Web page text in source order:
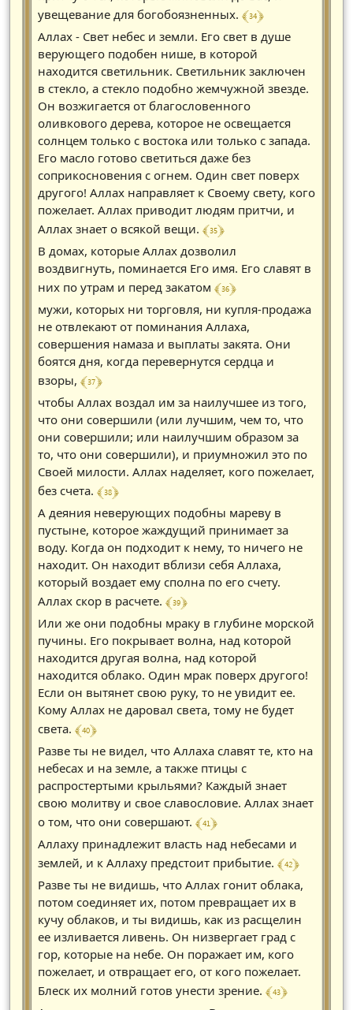
увещевание для богобоязненных. ﴾ 34 ﴿
Аллах - Свет небес и земли. Его свет в душе
верующего подобен нише, в которой
находится светильник. Светильник заключен
в стекло, а стекло подобно жемчужной звезде.
Он возжигается от благословенного
оливкового дерева, которое не освещается
солнцем только с востока или только с запада.
Его масло готово светиться даже без
соприкосновения с огнем. Один свет поверх
другого! Аллах направляет к Своему свету, кого
пожелает. Аллах приводит людям притчи, и
Аллах знает о всякой вещи. ﴾ 35 ﴿
В домах, которые Аллах дозволил
воздвигнуть, поминается Его имя. Его славят в
них по утрам и перед закатом ﴾ 36 ﴿
мужи, которых ни торговля, ни купля-продажа
не отвлекают от поминания Аллаха,
совершения намаза и выплаты закята. Они
боятся дня, когда перевернутся сердца и
взоры, ﴾ 37 ﴿
чтобы Аллах воздал им за наилучшее из того,
что они совершили (или лучшим, чем то, что
они совершили; или наилучшим образом за
то, что они совершили), и приумножил это по
Своей милости. Аллах наделяет, кого пожелает,
без счета. ﴾ 38 ﴿
А деяния неверующих подобны мареву в
пустыне, которое жаждущий принимает за
воду. Когда он подходит к нему, то ничего не
находит. Он находит вблизи себя Аллаха,
который воздает ему сполна по его счету.
Аллах скор в расчете. ﴾ 39 ﴿
Или же они подобны мраку в глубине морской
пучины. Его покрывает волна, над которой
находится другая волна, над которой
находится облако. Один мрак поверх другого!
Если он вытянет свою руку, то не увидит ее.
Кому Аллах не даровал света, тому не будет
света. ﴾ 40 ﴿
Разве ты не видел, что Аллаха славят те, кто на
небесах и на земле, а также птицы с
распростертыми крыльями? Каждый знает
свою молитву и свое славословие. Аллах знает
о том, что они совершают. ﴾ 41 ﴿
Аллаху принадлежит власть над небесами и
землей, и к Аллаху предстоит прибытие. ﴾ 42 ﴿
Разве ты не видишь, что Аллах гонит облака,
потом соединяет их, потом превращает их в
кучу облаков, и ты видишь, как из расщелин
ее изливается ливень. Он низвергает град с
гор, которые на небе. Он поражает им, кого
пожелает, и отвращает его, от кого пожелает.
Блеск их молний готов унести зрение. ﴾ 43 ﴿